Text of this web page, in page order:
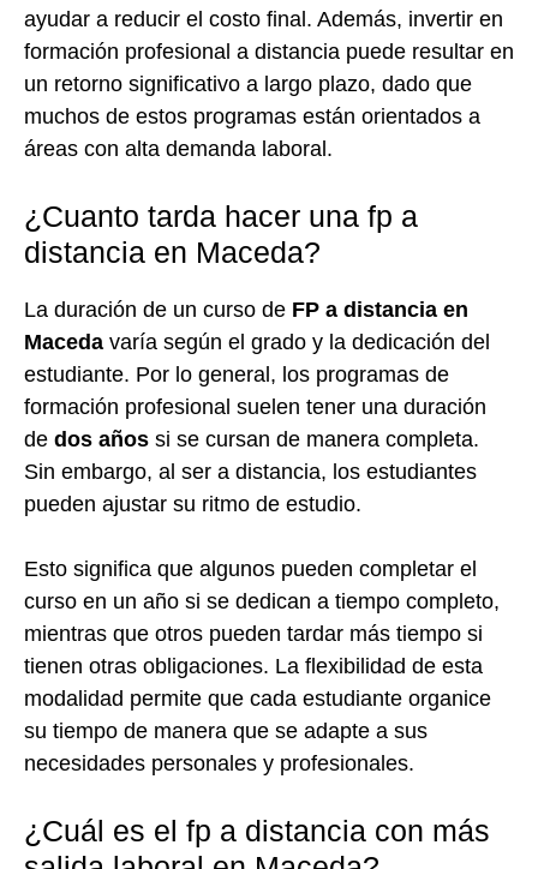
ayudar a reducir el costo final. Además, invertir en
formación profesional a distancia puede resultar en
un retorno significativo a largo plazo, dado que
muchos de estos programas están orientados a
áreas con alta demanda laboral.
¿Cuanto tarda hacer una fp a
distancia en Maceda?
La duración de un curso de FP a distancia en
Maceda varía según el grado y la dedicación del
estudiante. Por lo general, los programas de
formación profesional suelen tener una duración
de dos años si se cursan de manera completa.
Sin embargo, al ser a distancia, los estudiantes
pueden ajustar su ritmo de estudio.
Esto significa que algunos pueden completar el
curso en un año si se dedican a tiempo completo,
mientras que otros pueden tardar más tiempo si
tienen otras obligaciones. La flexibilidad de esta
modalidad permite que cada estudiante organice
su tiempo de manera que se adapte a sus
necesidades personales y profesionales.
¿Cuál es el fp a distancia con más